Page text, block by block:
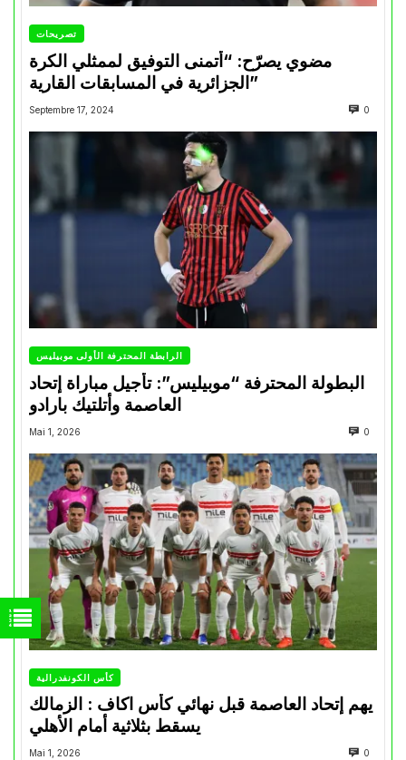
تصريحات
مضوي يصرّح: “أتمنى التوفيق لممثلي الكرة
الجزائرية في المسابقات القارية”
Septembre 17, 2024 0
الرابطة المحترفة الأولى موبيليس
البطولة المحترفة “موبيليس”: تأجيل مباراة إتحاد
العاصمة وأتلتيك بارادو
Mai 1, 2026 0
كأس الكونفدرالية
يهم إتحاد العاصمة قبل نهائي كأس اكاف : الزمالك
Mai 1, 2026 0